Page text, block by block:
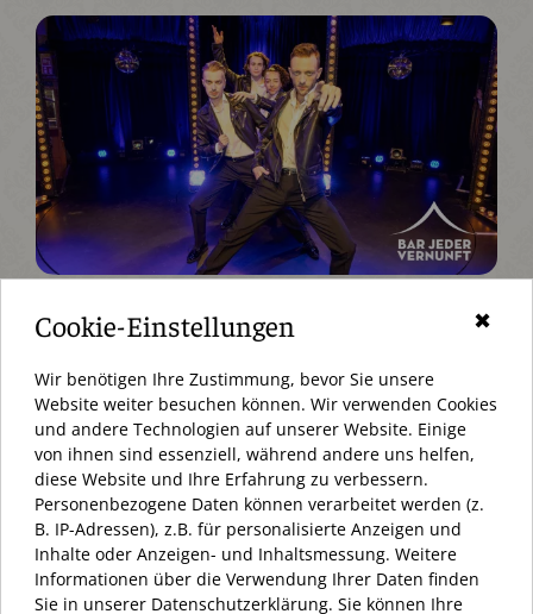
Zurück zur Übersicht
AKTUELL HABEN WIR GESCHLOSSEN (KEINE ANGABEN)
ÖFFNUNGSZEITEN:
MONTAG – SAMSTAG 10:00 – 20:00 UHR
Cookie-Einstellungen
Wir benötigen Ihre Zustimmung, bevor Sie unsere
Website weiter besuchen können. Wir verwenden Cookies
und andere Technologien auf unserer Website. Einige
von ihnen sind essenziell, während andere uns helfen,
diese Website und Ihre Erfahrung zu verbessern.
Personenbezogene Daten können verarbeitet werden (z.
B. IP-Adressen), z.B. für personalisierte Anzeigen und
Inhalte oder Anzeigen- und Inhaltsmessung. Weitere
Informationen über die Verwendung Ihrer Daten finden
Sie in unserer Datenschutzerklärung. Sie können Ihre
✖